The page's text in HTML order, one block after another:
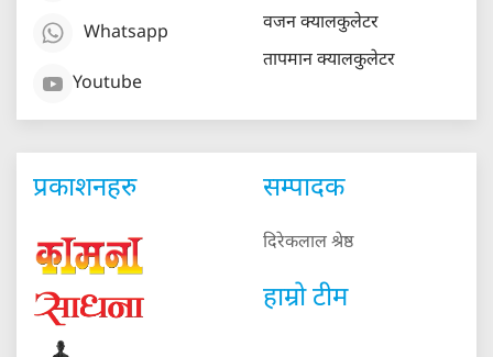
Whatsapp
Youtube
वजन क्यालकुलेटर
तापमान क्यालकुलेटर
प्रकाशनहरु सम्पादक
दिरेकलाल श्रेष्ठ
हाम्रो टीम